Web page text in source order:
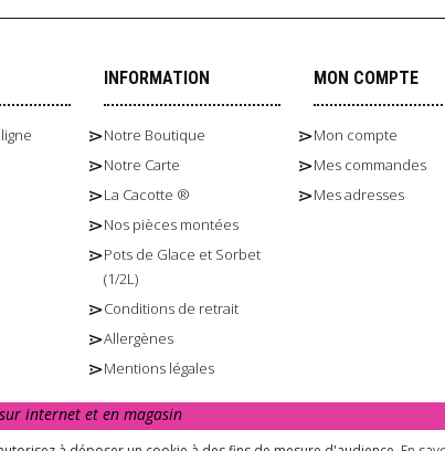
INFORMATION
Notre Boutique
Notre Carte
La Cacotte ®
Nos pièces montées
Pots de Glace et Sorbet
(1/2L)
Conditions de retrait
Allergènes
Mentions légales
MON COMPTE
Mon compte
Mes commandes
Mes adresses
internet et en magasin